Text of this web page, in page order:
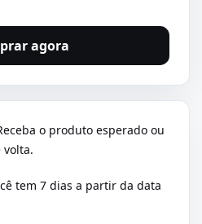
agora
o produto esperado ou
tem 7 dias a partir da data